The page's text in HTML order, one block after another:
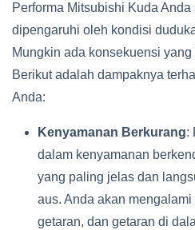
Performa Mitsubishi Kuda
dipengaruhi oleh kondisi
Mungkin ada konsekuensi
Berikut adalah dampaknya
Anda:
Kenyamanan Berkurang:
dalam kenyamanan
yang paling jelas dan
aus. Anda akan
getaran, dan getaran di